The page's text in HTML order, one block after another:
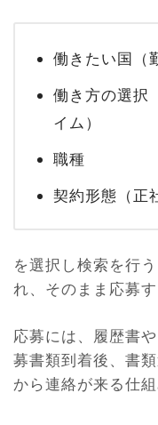
働きたい国（
働き方の選択
イム）
職種
契約形態（正
を選択し検索を行
れ、そのまま応募
応募には、履歴書
募書類到着後、書
から連絡が来る仕